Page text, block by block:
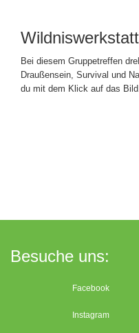
Bei diesem Gruppetreffen
Draußensein, Survival und
du mit dem Klick auf das Bild.
Besuche uns:
Facebook
Instagram